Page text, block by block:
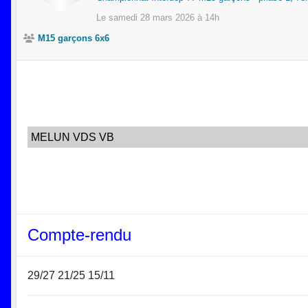
Le samedi 28 mars 2026 à 14h
M15 garçons 6x6
MELUN VDS VB
Compte-rendu
29/27 21/25 15/11